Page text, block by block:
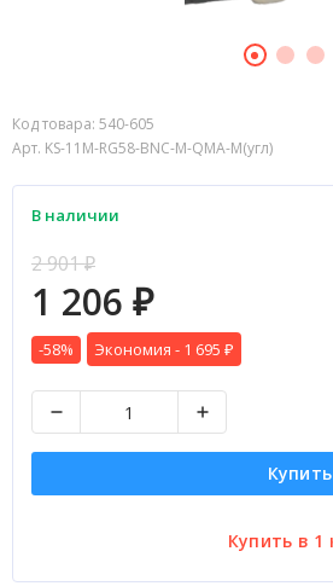
Код товара: 540-605
Арт. KS-11M-RG58-BNC-M-QMA-M(угл)
В наличии
2 901₽
1 206 ₽
-58% Экономия - 1 695 ₽
Купить